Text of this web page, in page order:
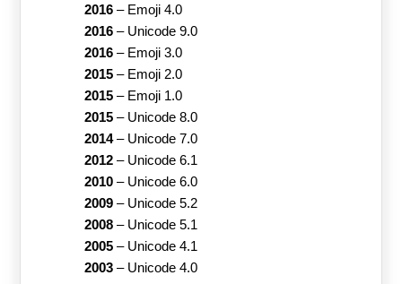
Collections Emoji
❤ Сœurs
👉Mains Et Gestes
🎉
🎶 Sons Et Musique
👸 Récit
♐ Signes Du Zodiaque
⚽